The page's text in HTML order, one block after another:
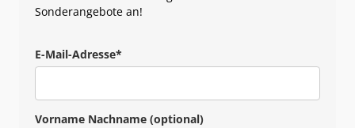
Sonderangebote an!
E-Mail-Adresse*
Vorname Nachname (optional)